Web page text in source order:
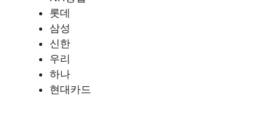
롯데
삼성
신한
우리
하나
현대카드